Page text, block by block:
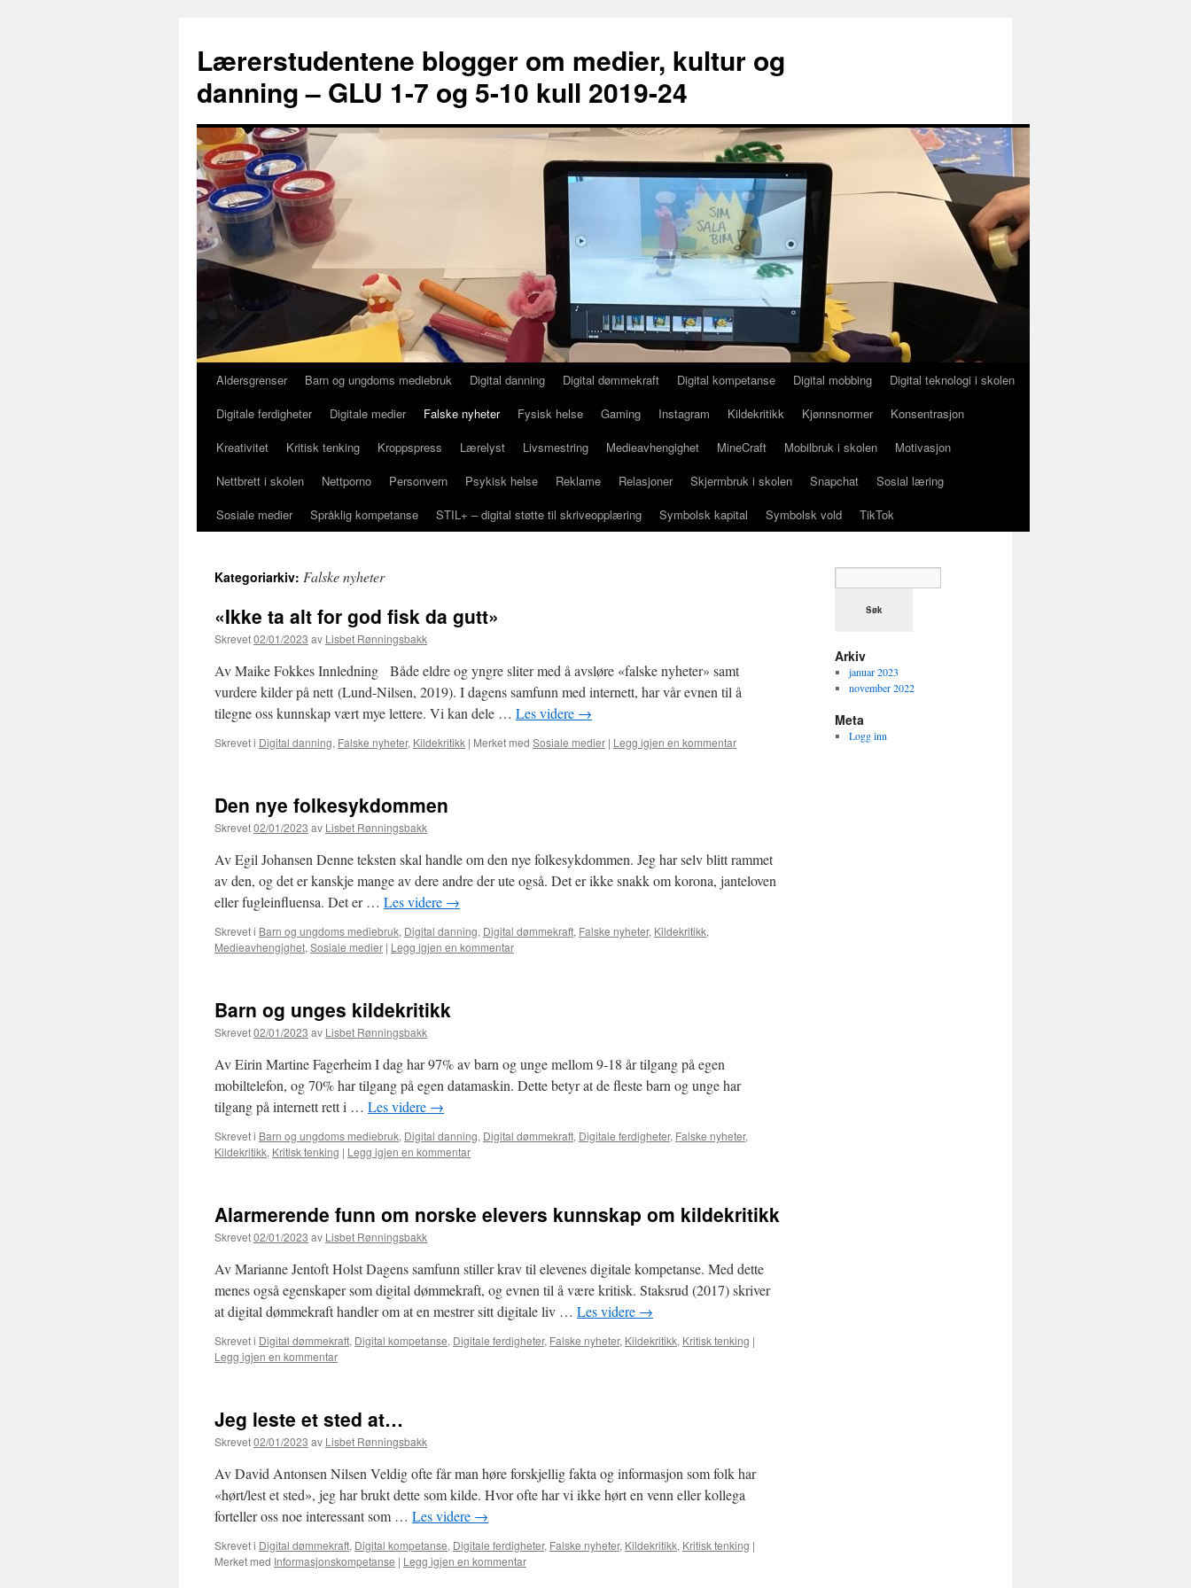
Lærerstudentene blogger om medier, kultur og
danning – GLU 1-7 og 5-10 kull 2019-24
Aldersgrenser Barn og ungdoms mediebruk Digital danning Digital dømmekraft Digital kompetanse Digital mobbing
Digital teknologi i skolen
Digitale ferdigheter
Digitale medier Falske nyheter Fysisk helse Gaming Instagram Kildekritikk Kjønnsnormer
Konsentrasjon
Kreativitet
Kritisk tenking Kroppspress Lærelyst Livsmestring Medieavhengighet MineCraft Mobilbruk i skolen
Motivasjon
Nettbrett i skolen
Nettporno Personvern Psykisk helse Reklame Relasjoner Skjermbruk i skolen Snapchat
Sosial læring
Sosiale medier
Språklig kompetanse STIL+ – digital støtte til skriveopplæring Symbolsk kapital Symbolsk vold TikTok
Kategoriarkiv: Falske nyheter
«Ikke ta alt for god fisk da gutt»
Skrevet02/01/2023 av Lisbet Rønningsbakk
Av Maike Fokkes Innledning Både eldre og yngre sliter med å avsløre «falske nyheter» samt
vurdere kilder på nett (Lund-Nilsen, 2019). I dagens samfunn med internett, har vår evnen til å
tilegne oss kunnskap vært mye lettere. Vi kan dele … Les videre →
Skrevet i Digital danning, Falske nyheter, Kildekritikk | Merket med Sosiale medier | Legg igjen en kommentar
Den nye folkesykdommen
Skrevet02/01/2023 av Lisbet Rønningsbakk
Av Egil Johansen Denne teksten skal handle om den nye folkesykdommen. Jeg har selv blitt rammet
av den, og det er kanskje mange av dere andre der ute også. Det er ikke snakk om korona, janteloven
eller fugleinfluensa. Det er … Les videre →
Skrevet i Barn og ungdoms mediebruk, Digital danning, Digital dømmekraft, Falske nyheter, Kildekritikk,
Medieavhengighet, Sosiale medier | Legg igjen en kommentar
Barn og unges kildekritikk
Skrevet02/01/2023 av Lisbet Rønningsbakk
Av Eirin Martine Fagerheim I dag har 97% av barn og unge mellom 9-18 år tilgang på egen
mobiltelefon, og 70% har tilgang på egen datamaskin. Dette betyr at de fleste barn og unge har
tilgang på internett rett i … Les videre →
Skrevet i Barn og ungdoms mediebruk, Digital danning, Digital dømmekraft, Digitale ferdigheter, Falske nyheter,
Kildekritikk, Kritisk tenking | Legg igjen en kommentar
Alarmerende funn om norske elevers kunnskap om kildekritikk
Skrevet02/01/2023 av Lisbet Rønningsbakk
Av Marianne Jentoft Holst Dagens samfunn stiller krav til elevenes digitale kompetanse. Med dette
menes også egenskaper som digital dømmekraft, og evnen til å være kritisk. Staksrud (2017) skriver
at digital dømmekraft handler om at en mestrer sitt digitale liv … Les videre →
Skrevet i Digital dømmekraft, Digital kompetanse, Digitale ferdigheter, Falske nyheter, Kildekritikk, Kritisk tenking |
Legg igjen en kommentar
Jeg leste et sted at…
Skrevet02/01/2023 av Lisbet Rønningsbakk
Av David Antonsen Nilsen Veldig ofte får man høre forskjellig fakta og informasjon som folk har
«hørt/lest et sted», jeg har brukt dette som kilde. Hvor ofte har vi ikke hørt en venn eller kollega
forteller oss noe interessant som … Les videre →
Skrevet i Digital dømmekraft, Digital kompetanse, Digitale ferdigheter, Falske nyheter, Kildekritikk, Kritisk tenking |
Merket med Informasjonskompetanse | Legg igjen en kommentar
Arkiv
januar 2023
november 2022
Meta
Logg inn